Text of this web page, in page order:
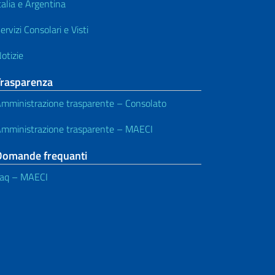
e Argentina
Consolari e Visti
trasparente – Consolato
trasparente – MAECI
frequanti
– MAECI